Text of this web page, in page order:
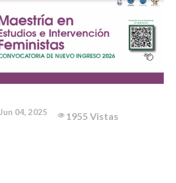
Jun 04, 2025 1955 Vistas